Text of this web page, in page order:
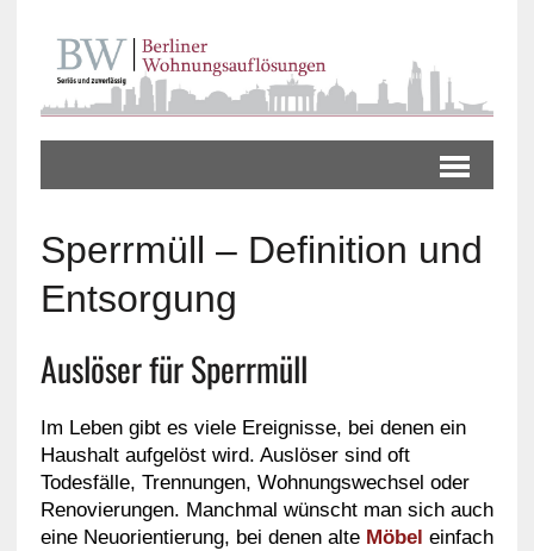
Sperrmüll – Definition und
Entsorgung
Auslöser für Sperrmüll
Im Leben gibt es viele Ereignisse, bei denen ein
Haushalt aufgelöst wird. Auslöser sind oft
Todesfälle, Trennungen, Wohnungswechsel oder
Renovierungen. Manchmal wünscht man sich auch
eine Neuorientierung, bei denen alte Möbel einfach